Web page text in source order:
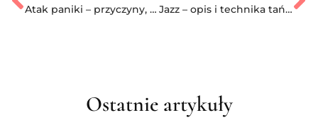
Atak paniki – przyczyny, objawy i leczenie Jazz – opis i technika tańca jazzowego
Ostatnie artykuły